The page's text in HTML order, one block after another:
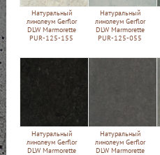
Натуральный
линолеум Gerflor
DLW Marmorette
PUR-125-155
Натуральный
линолеум Gerflor
DLW Marmorette
PUR-125-055
Натуральный
линолеум Gerflor
DLW Marmorette
Натуральный
линолеум Gerflor
DLW Marmorette